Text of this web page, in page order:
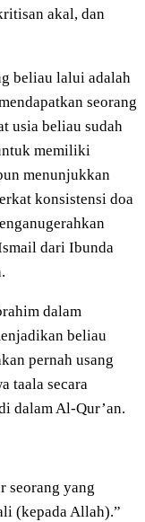
akal, dan
beliau lalui adalah
seorang
usia beliau sudah
memiliki
menunjukkan
konsistensi doa
dari Ibunda
dalam
beliau
pernah usang
taala secara
dalam Al-Qur’an.
seorang yang
(kepada Allah).”